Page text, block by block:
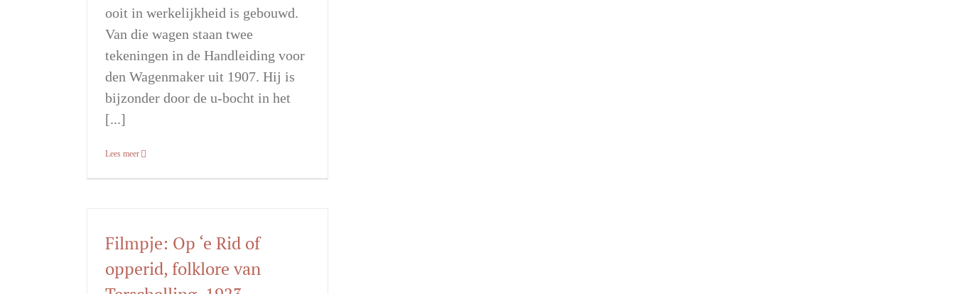
ooit in werkelijkheid is gebouwd.
Van die wagen staan twee
tekeningen in de Handleiding voor
den Wagenmaker uit 1907. Hij is
bijzonder door de u-bocht in het
[...]
Lees meer
Filmpje: Op ‘e Rid of
opperid, folklore van